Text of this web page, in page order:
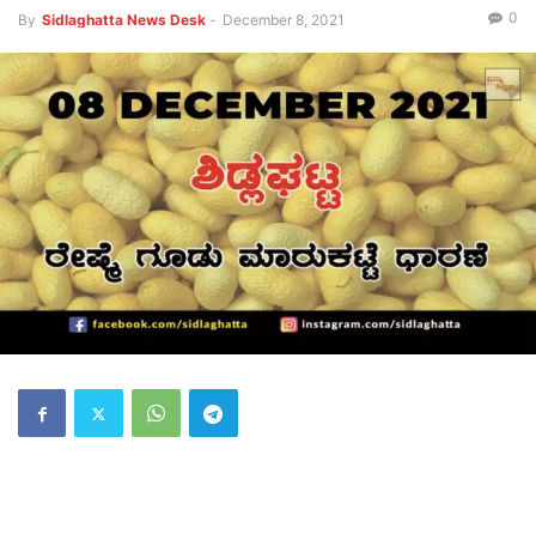
By Sidlaghatta News Desk - December 8, 2021 0